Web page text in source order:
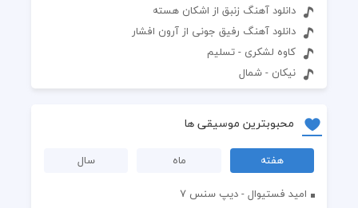
دانلود آهنگ زنبق از اشکان هسته
دانلود آهنگ رفیق جونی از آرون افشار
کاوه لشکری - تسلیم
نیکان - شمال
محبوبترین موسیقی ها
هفته ماه
سال
اميد فستيوال - ديپ سنس ۷